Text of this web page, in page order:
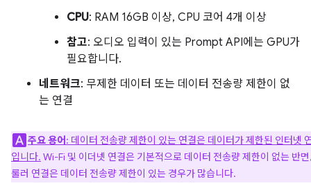
CPU: RAM 16GB 이상, CPU 코어 4개 이상
참고: 오디오 입력이 있는 Prompt API에는 GPU가
필요합니다.
네트워크: 무제한 데이터 또는 데이터 전송량 제한이 없
는 연결
주요 용어: 데이터 전송량 제한이 있는 연결은 데이터가 제한된 인터넷
입니다. Wi-Fi 및 이더넷 연결은 기본적으로 데이터 전송량 제한이 없는 반
룰러 연결은 데이터 전송량 제한이 있는 경우가 많습니다.